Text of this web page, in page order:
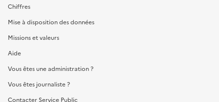
Chiffres
Mise à disposition des données
Missions et valeurs
Aide
Vous êtes une administration ?
Vous êtes journaliste ?
Contacter Service Public